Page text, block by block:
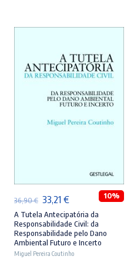
36,90€ O
preço
original
era:
33,21 €O
preço
atual
é:
10%
A Tutela Antecipatória da
Responsabilidade Civil: da
Responsabilidade pelo Dano
Ambiental Futuro e Incerto
Miguel Pereira Coutinho